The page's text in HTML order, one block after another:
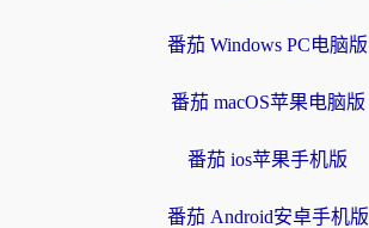
番茄 Windows PC电脑版
番茄 macOS苹果电脑版
番茄 ios苹果手机版
番茄 Android安卓手机版